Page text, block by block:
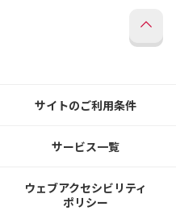
サイトのご利用条件
サービス一覧
ウェブアクセシビリティ
ポリシー